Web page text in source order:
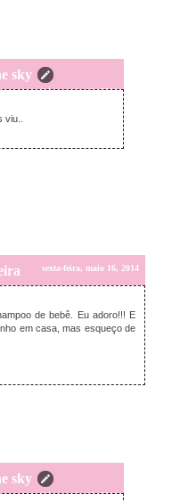
sky
sexta-feira, maio 16, 2014
sexta-feira, maio 16, 2014
de bebê. Eu adoro!!! E
em casa, mas esqueço de
sky
sexta-feira, maio 16, 2014